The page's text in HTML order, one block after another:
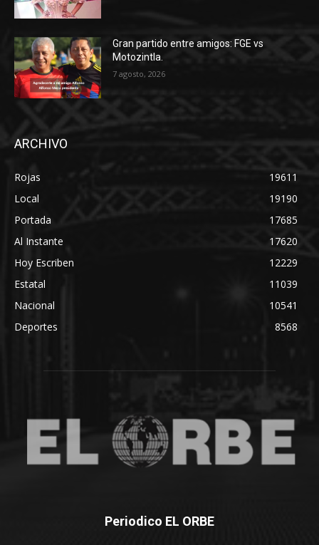
Gran partido entre amigos: FGE vs
Motozintla.
7 agosto, 2026
ARCHIVO
Rojas
19611
Local
19190
Portada
17685
Al Instante
17620
Hoy Escriben
12229
Estatal
11039
Nacional
10541
Deportes
8568
Periodico EL ORBE